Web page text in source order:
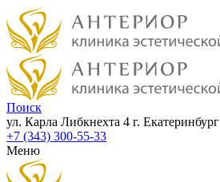
Поиск
ул. Карла Либкнехта 4 г. Екатеринбург
+7 (343) 300-55-33
Меню